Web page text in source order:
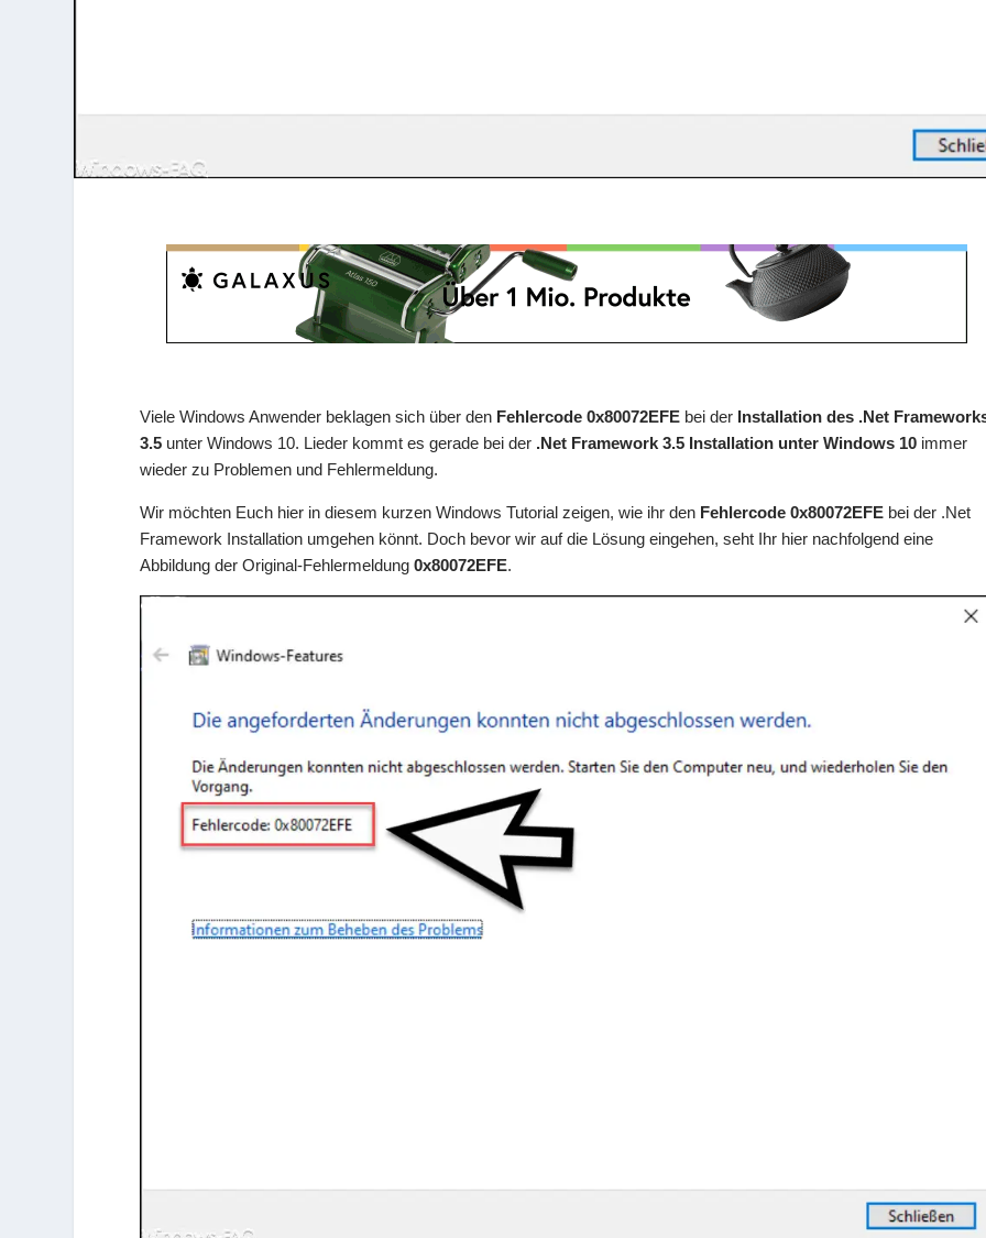
Viele Windows Anwender beklagen sich über den Fehlercode 0x80072EFE bei der Installation des .Net
3.5 unter Windows 10. Lieder kommt es gerade bei der .Net Framework 3.5 Installation unter Windows 10 immer
wieder zu Problemen und Fehlermeldung.
Wir möchten Euch hier in diesem kurzen Windows Tutorial zeigen, wie ihr den Fehlercode 0x80072EFE bei der .Net
Framework Installation umgehen könnt. Doch bevor wir auf die Lösung eingehen, seht Ihr hier nachfolgend eine
Abbildung der Original-Fehlermeldung0x80072EFE.